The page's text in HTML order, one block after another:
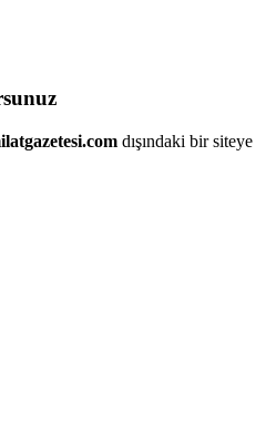
dışındaki bir siteye